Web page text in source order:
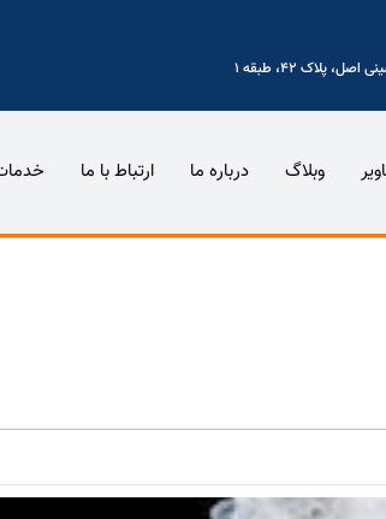
42، طبقه 1
وبلاگ درباره ما ارتباط با ما